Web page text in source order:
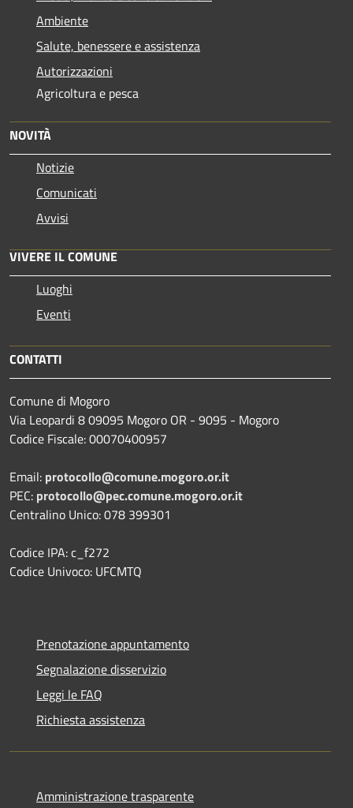
Ambiente
Salute, benessere e assistenza
Autorizzazioni
Agricoltura e pesca
NOVITÀ
Notizie
Comunicati
Avvisi
VIVERE IL COMUNE
Luoghi
Eventi
CONTATTI
Comune di Mogoro
Via Leopardi 8 09095 Mogoro OR - 9095 - Mogoro
Codice Fiscale: 00070400957
Email: protocollo@comune.mogoro.or.it
PEC: protocollo@pec.comune.mogoro.or.it
Centralino Unico: 078 399301
Codice IPA: c_f272
Codice Univoco: UFCMTQ
Prenotazione appuntamento
Segnalazione disservizio
Leggi le FAQ
Richiesta assistenza
Amministrazione trasparente